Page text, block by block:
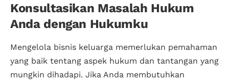
Konsultasikan Masalah Hukum
Anda dengan Hukumku
Mengelola bisnis keluarga memerlukan pemahaman
yang baik tentang aspek hukum dan tantangan yang
mungkin dihadapi. Jika Anda membutuhkan